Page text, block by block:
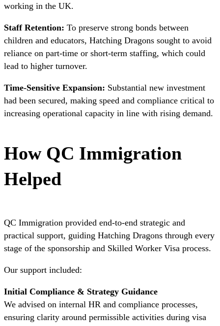
working in the UK.
Staff Retention: To preserve strong bonds between
children and educators, Hatching Dragons sought to avoid
reliance on part-time or short-term staffing, which could
lead to higher turnover.
Time-Sensitive Expansion: Substantial new investment
had been secured, making speed and compliance critical to
increasing operational capacity in line with rising demand.
How QC Immigration
Helped
QC Immigration provided end-to-end strategic and
practical support, guiding Hatching Dragons through every
stage of the sponsorship and Skilled Worker Visa process.
Our support included:
Initial Compliance & Strategy Guidance
We advised on internal HR and compliance processes,
ensuring clarity around permissible activities during visa